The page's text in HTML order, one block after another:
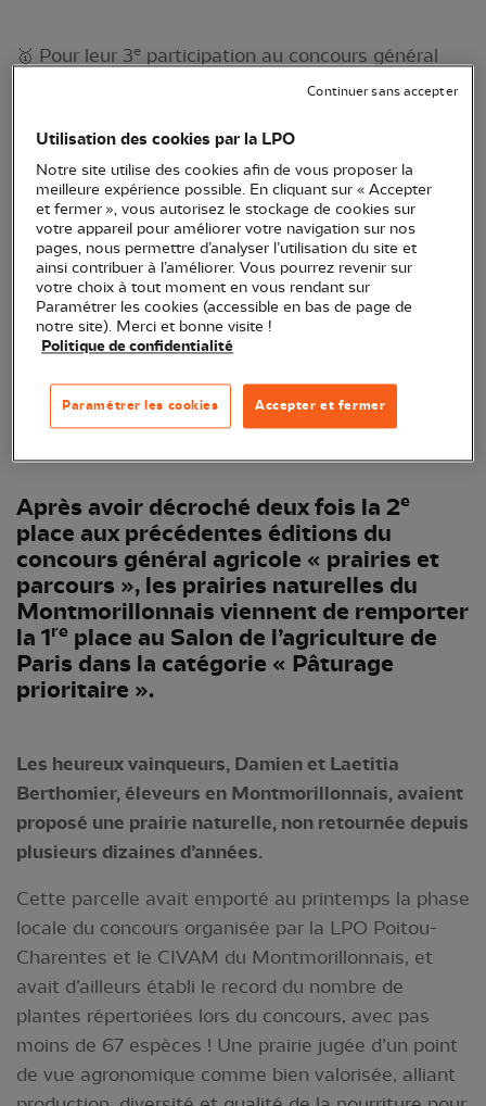
🥇 Pour leur 3e participation au concours général
agricole "Prairies et parcours", les prairies du
fois et ont, cette fois, gagné la première place !
Vienne par la Ministre de l'écologie © Morgane
Après avoir décroché deux fois la 2e
place aux précédentes éditions du
concours général agricole « prairies et
parcours », les prairies naturelles du
Montmorillonnais viennent de remporter
la 1re place au Salon de l’agriculture de
Paris dans la catégorie « Pâturage
prioritaire ».
Les heureux vainqueurs, Damien et Laetitia
Berthomier, éleveurs en Montmorillonnais, avaient
proposé une prairie naturelle, non retournée depuis
plusieurs dizaines d’années.
Cette parcelle avait emporté au printemps la phase
locale du concours organisée par la LPO Poitou-
Charentes et le CIVAM du Montmorillonnais, et
avait d’ailleurs établi le record du nombre de
plantes répertoriées lors du concours, avec pas
moins de 67 espèces ! Une prairie jugée d’un point
de vue agronomique comme bien valorisée, alliant
Utilisation des cookies par la LPO
Notre site utilise des cookies afin de vous proposer la
meilleure expérience possible. En cliquant sur « Accepter
et fermer », vous autorisez le stockage de cookies sur
votre appareil pour améliorer votre navigation sur nos
pages, nous permettre d’analyser l’utilisation du site et
ainsi contribuer à l’améliorer. Vous pourrez revenir sur
votre choix à tout moment en vous rendant sur
Paramétrer les cookies (accessible en bas de page de
notre site). Merci et bonne visite !
Politique de confidentialité
Accepter et fermer
Paramétrer les cookies
Continuer sans accepter